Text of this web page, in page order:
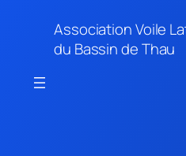
Association Voile
du Bassin de Thau